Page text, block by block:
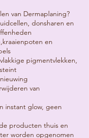
van Dermaplaning?
donsharen en
en
pigmentvlekken,
van
instant glow, geen
producten thuis en
worden opgenomen